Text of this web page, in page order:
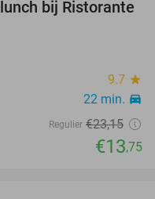
41%
bij Ristorante
9.7 star
22 min. directions_car
Regulier €23,15
€13,75